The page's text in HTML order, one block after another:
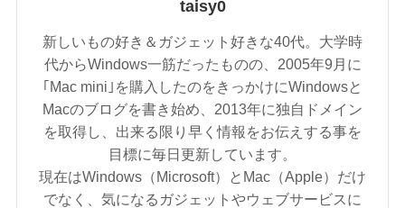
taisy0
新しいもの好き＆ガジェット好きな40代。大学時
代からWindows一筋だったものの、2005年9月に
｢Mac mini｣を購入したのをきっかけにWindowsと
Macのブログを書き始め、2013年に独自ドメイン
を取得し、出来る限り早く情報をお伝えする事を
目標に毎日更新しています。
現在はWindows（Microsoft）とMac（Apple）だけ
でなく、気になるガジェットやウェブサービスに